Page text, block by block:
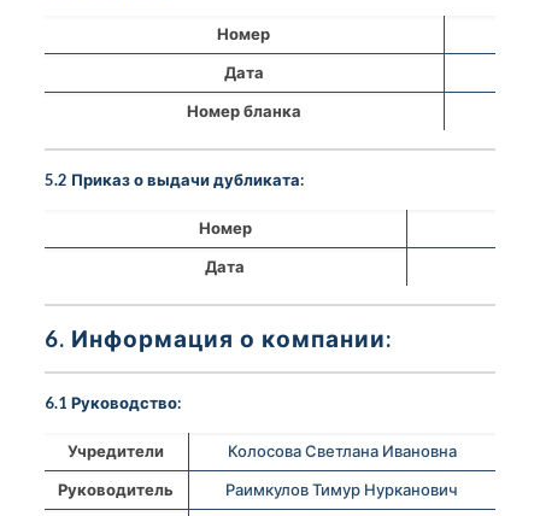
Номер
Дата
Номер бланка
5.2 Приказ о выдачи дубликата:
Номер
Дата
6. Информация о компании:
6.1 Руководство:
Учредители
Колосова Светлана Ивановна
Руководитель
Раимкулов Тимур Нурканович